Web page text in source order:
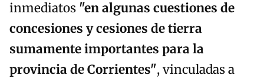
inmediatos "en algunas cuestiones de
concesiones y cesiones de tierra
sumamente importantes para la
provincia de Corrientes", vinculadas a